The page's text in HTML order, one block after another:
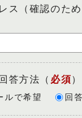
ス（確認のた
答方法 （ 必須）
ルで希望 回